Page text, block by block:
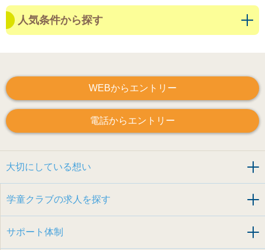
人気条件から探す
WEBからエントリー
電話からエントリー
大切にしている想い
学童クラブの求人を探す
サポート体制